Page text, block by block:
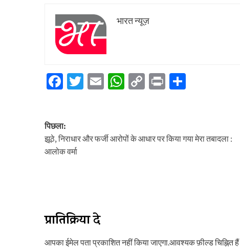
भारत न्यूज़
Facebook
Twitter
EmailWhatsApp
Copy
Print
पोस्ट
नेविगेशन
पिछला:
झूठे, निराधार और फर्जी आरोपों के आधार पर किया गया मेरा तबादला :
आलोक वर्मा
प्रातिक्रिया दे
आपका ईमेल पता प्रकाशित नहीं किया जाएगा.आवश्यक फ़ील्ड चिह्नित हैं